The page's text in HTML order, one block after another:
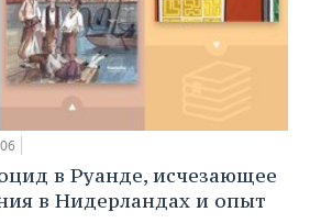
в Руанде, исчезающее
в Нидерландах и опыт